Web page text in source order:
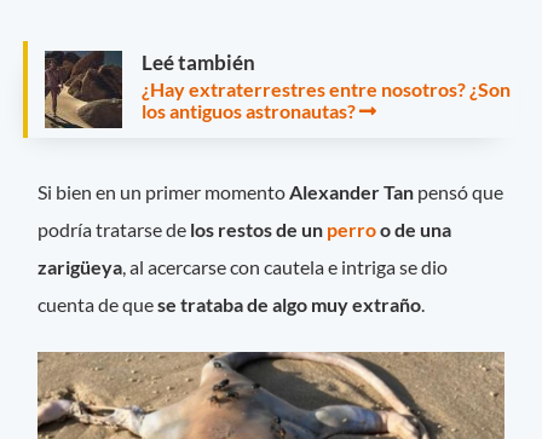
Leé también
¿Hay extraterrestres entre nosotros? ¿Son
los antiguos astronautas?
Si bien en un primer momentoAlexander Tan pensó que
podría tratarse de los restos de un perroo de una
zarigüeya, al acercarse con cautela e intriga se dio
cuenta de quese trataba de algo muy extraño.